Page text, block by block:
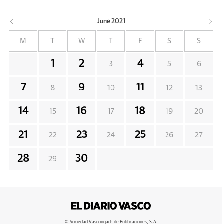
June 2021
M W F S S
1 2 3 4 5 6
7 8 9 10 11 12 13
14 15 16 17 18 19 20
21 22 23 24 25 26 27
28 29 30
© Sociedad Vascongada de Publicaciones, S.A.